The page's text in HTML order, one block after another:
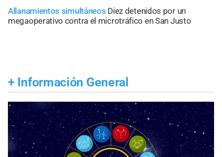
Allanamientos simultáneos Diez detenidos por un
megaoperativo contra el microtráfico en San Justo
+ Información General